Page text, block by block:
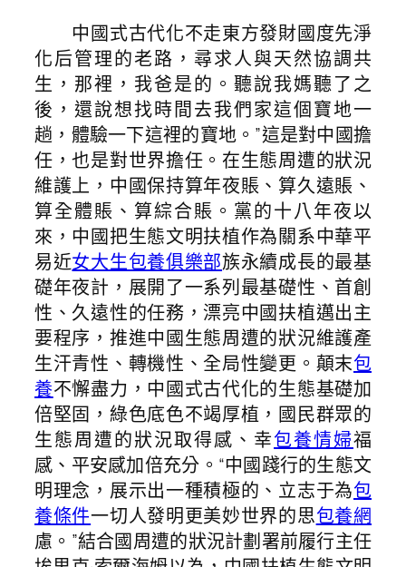
中國式古代化不走東方發財國度先淨
化后管理的老路，尋求人與天然協調共
生，那裡，我爸是的。聽說我媽聽了之
後，還說想找時間去我們家這個寶地一
趟，體驗一下這裡的寶地。”這是對中國擔
任，也是對世界擔任。在生態周遭的狀況
維護上，中國保持算年夜賬、算久遠賬、
算全體賬、算綜合賬。黨的十八年夜以
來，中國把生態文明扶植作為關系中華平
易近女大生包養俱樂部族永續成長的最基
礎年夜計，展開了一系列最基礎性、首創
性、久遠性的任務，漂亮中國扶植邁出主
要程序，推進中國生態周遭的狀況維護產
生汗青性、轉機性、全局性變更。顛末包
養不懈盡力，中國式古代化的生態基礎加
倍堅固，綠色底色不竭厚植，國民群眾的
生態周遭的狀況取得感、幸包養情婦福
感、平安感加倍充分。“中國踐行的生態文
明理念，展示出一種積極的、立志于為包
養條件一切人發明更美妙世界的思包養網
慮。”結合國周遭的狀況計劃署前履行主任